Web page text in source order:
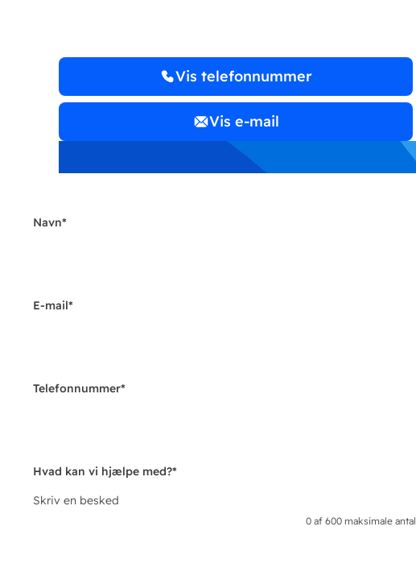
Vis telefonnummer
Vis e-mail
Navn*
E-mail*
Telefonnummer*
Hvad kan vi hjælpe med?*
Skriv en besked
0 af 600 maksimale